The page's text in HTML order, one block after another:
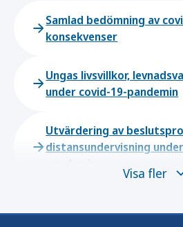
Samlad bedömning av
konsekvenser
Ungas livsvillkor,
under covid-19-pandemin
Utvärdering av
distansundervisning
pandemin
Visa fler